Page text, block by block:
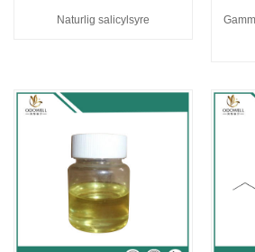
Naturlig salicylsyre